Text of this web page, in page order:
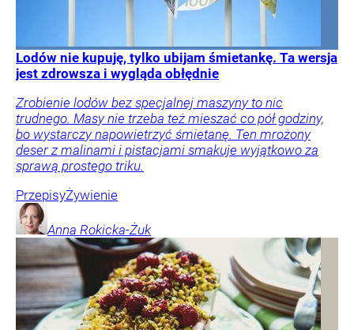
Lodów nie kupuję, tylko ubijam śmietankę. Ta wersja
jest zdrowsza i wygląda obłędnie
Zrobienie lodów bez specjalnej maszyny to nic
trudnego. Masy nie trzeba też mieszać co pół godziny,
bo wystarczy napowietrzyć śmietanę. Ten mrożony
deser z malinami i pistacjami smakuje wyjątkowo za
sprawą prostego triku.
PrzepisyŻywienie
Anna Rokicka-Żuk